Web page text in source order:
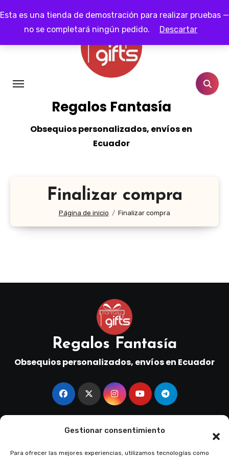
Gestionar consentimiento
Para ofrecer las mejores experiencias, utilizamos tecnologías como
Esta es una tienda de demostración para realizar pruebas —
no se completará ningún pedido.
Descartar
al
contenido
Regalos Fantasía
Obsequios personalizados, envíos en
Ecuador
Finalizar compra
Página de inicio Finalizar compra
Regalos Fantasía
Obsequios personalizados, envíos en Ecuador
Copyright © All rights reserved | Blogus